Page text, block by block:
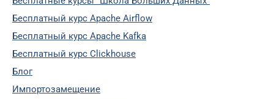
Бесплатный курс Apache Airflow
Бесплатный курс Apache Kafka
Бесплатный курс Clickhouse
Блог
Импортозамещение